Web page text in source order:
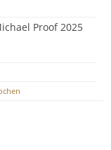
Proof 2025